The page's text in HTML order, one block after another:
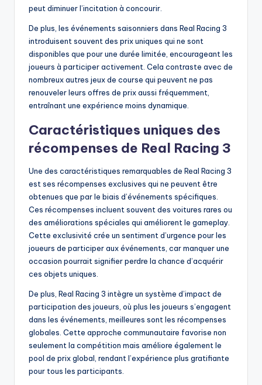
peut diminuer l’incitation à concourir.
De plus, les événements saisonniers dans Real Racing 3
introduisent souvent des prix uniques qui ne sont
disponibles que pour une durée limitée, encourageant les
joueurs à participer activement. Cela contraste avec de
nombreux autres jeux de course qui peuvent ne pas
renouveler leurs offres de prix aussi fréquemment,
entraînant une expérience moins dynamique.
Caractéristiques uniques des
récompenses de Real Racing 3
Une des caractéristiques remarquables de Real Racing 3
est ses récompenses exclusives qui ne peuvent être
obtenues que par le biais d’événements spécifiques.
Ces récompenses incluent souvent des voitures rares ou
des améliorations spéciales qui améliorent le gameplay.
Cette exclusivité crée un sentiment d’urgence pour les
joueurs de participer aux événements, car manquer une
occasion pourrait signifier perdre la chance d’acquérir
ces objets uniques.
De plus, Real Racing 3 intègre un système d’impact de
participation des joueurs, où plus les joueurs s’engagent
dans les événements, meilleures sont les récompenses
globales. Cette approche communautaire favorise non
seulement la compétition mais améliore également le
pool de prix global, rendant l’expérience plus gratifiante
pour tous les participants.